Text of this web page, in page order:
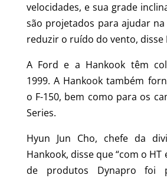
velocidades, e sua grade
são projetados para ajudar
reduzir o ruído do vento, disse
A Ford e a Hankook têm
1999. A Hankook também
o F-150, bem como para os
Series.
Hyun Jun Cho, chefe da
Hankook, disse que “com o HT
de produtos Dynapro foi